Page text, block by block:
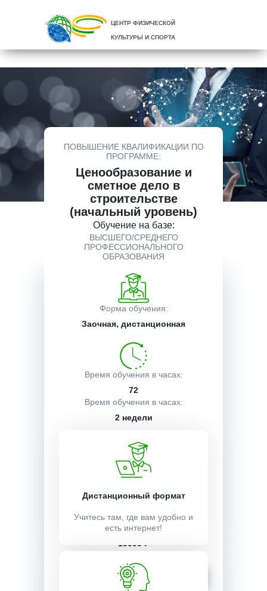
ЦЕНТР ФИЗИЧЕСКОЙ
КУЛЬТУРЫ И СПОРТА
ПОВЫШЕНИЕ КВАЛИФИКАЦИИ ПО
ПРОГРАММЕ:
Ценообразование и
сметное дело в
строительстве
(начальный уровень)
Обучение на базе:
ВЫСШЕГО/СРЕДНЕГО
ПРОФЕССИОНАЛЬНОГО
ОБРАЗОВАНИЯ
Форма обучения:
Заочная, дистанционная
Время обучения в часах:
72
Время обучения в часах:
2 недели
Учебный план:
Получить
Стоимость:
10000 ₽
Записаться
Описание курса
Получаемые документы
Условия поступления
Дистанционный формат
Учитесь там, где вам удобно и
есть интернет!